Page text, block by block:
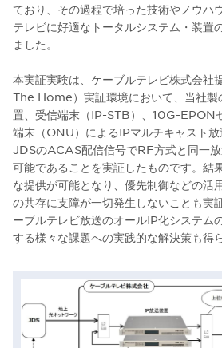
ており、その過程で培った技術やノウハ
テレビに好適なトータルシステム・装置
ました。
本実証実験は、ケーブルテレビ株式会
The Home）実証環境において、当社製
置、受信端末（IP-STB）、10G-EPON
端末（ONU）によるIPマルチキャスト放
JDSのACAS配信信号でRF方式と同一
可能であることを実証したものです。結
な提供が可能となり、優先制御などの活
の共存に支障が一切発生しないことも実
ーブルテレビ放送のオールIP化システム
する様々な課題への実践的な解決策も得